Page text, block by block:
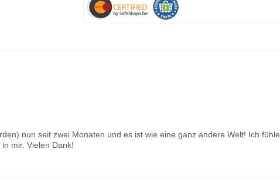
nun seit zwei Monaten und es ist wie eine ganz andere Welt! Ich fühle
mir. Vielen Dank!